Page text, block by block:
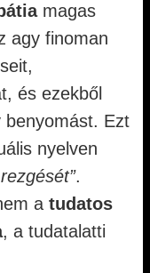
magas
agy finoman
és ezekből
benyomást. Ezt
nyelven
.
a tudatos
, a tudatalatti